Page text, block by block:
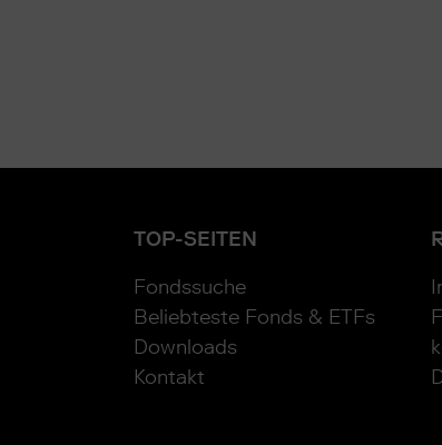
TOP-SEITEN
Fondssuche
Beliebteste Fonds & ETFs
Downloads
Kontakt